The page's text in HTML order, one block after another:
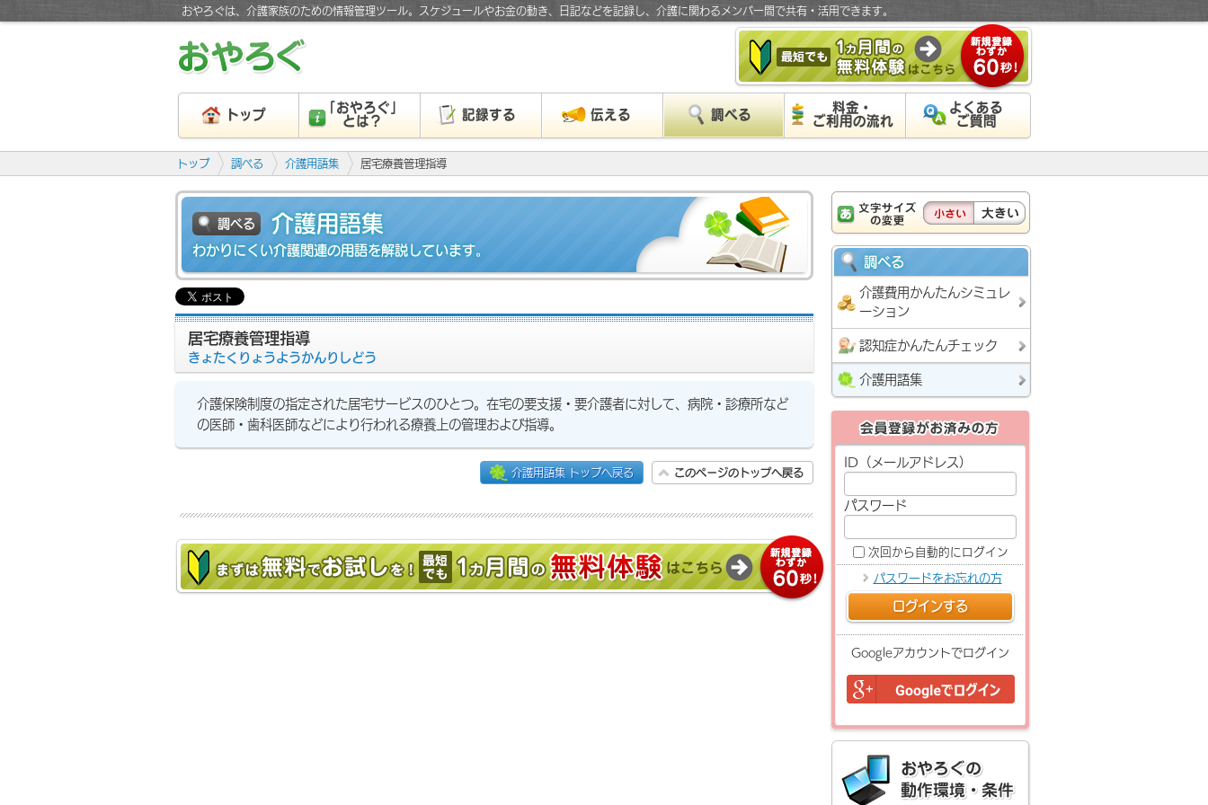
おやろぐは、介護家族のための情報管理ツール。スケジュールやお金の動き、日記などを記録し、介護に関わるメンバー間で共有・活用できます。
トップ
「おやろぐ」
とは？
記録する 伝える 調べる
料金・
ご利用の流れ
よくある
ご質問
トップ 調べる 介護用語集 居宅療養管理指導
調べる 介護用語集
わかりにくい介護関連の用語を解説しています。
居宅療養管理指導
きょたくりょうようかんりしどう
介護保険制度の指定された居宅サービスのひとつ。在宅の要支援・要介護者に対して、病院・診療所など
の医師・歯科医師などにより行われる療養上の管理および指導。
介護用語集 トップへ戻る このページのトップへ戻る
調べる
介護費用かんたんシミュレ
ーション
認知症かんたんチェック
介護用語集
ID（メールアドレス）
パスワード
次回から自動的にログイン
パスワードをお忘れの方
ログインする
Googleアカウントでログイン